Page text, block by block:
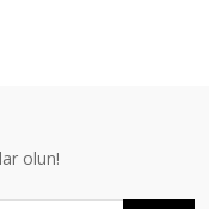
olun!